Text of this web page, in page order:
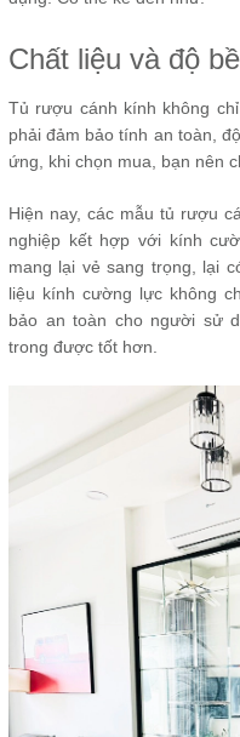
Chất liệu và độ
Tủ rượu cánh kính không
phải đảm bảo tính an toàn,
ứng, khi chọn mua, bạn nên
Hiện nay, các mẫu tủ rượu
nghiệp kết hợp với kính
mang lại vẻ sang trọng, lại
liệu kính cường lực không
bảo an toàn cho người sử
trong được tốt hơn.